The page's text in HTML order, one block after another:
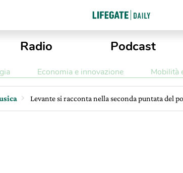
Radio Podcast
Economia e innovazione Mobilità
Levante si racconta nella seconda puntata del